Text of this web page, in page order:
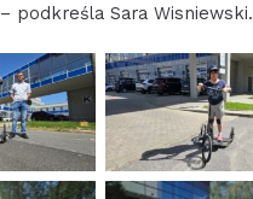
podkreśla Sara Wisniewski.